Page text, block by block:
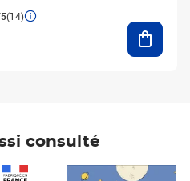
(14)
consulté
Prix 7,50€